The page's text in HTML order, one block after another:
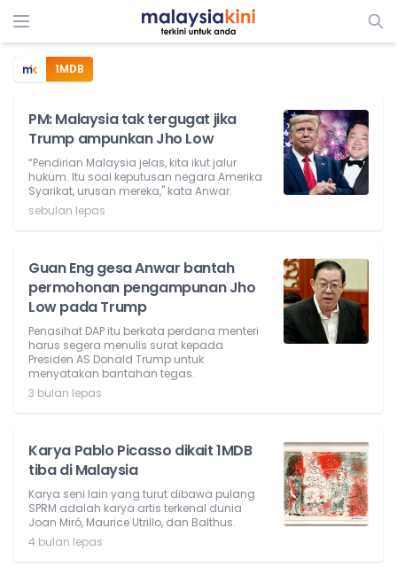
1MDB
PM: Malaysia tak tergugat jika
Trump ampunkan Jho Low
“Pendirian Malaysia jelas, kita ikut jalur
hukum. Itu soal keputusan negara Amerika
Syarikat, urusan mereka," kata Anwar.
sebulan lepas
Guan Eng gesa Anwar bantah
permohonan pengampunan Jho
Low pada Trump
Penasihat DAP itu berkata perdana menteri
harus segera menulis surat kepada
Presiden AS Donald Trump untuk
menyatakan bantahan tegas.
3 bulan lepas
Karya Pablo Picasso dikait 1MDB
tiba di Malaysia
Karya seni lain yang turut dibawa pulang
SPRM adalah karya artis terkenal dunia
Joan Miró, Maurice Utrillo, dan Balthus.
4 bulan lepas